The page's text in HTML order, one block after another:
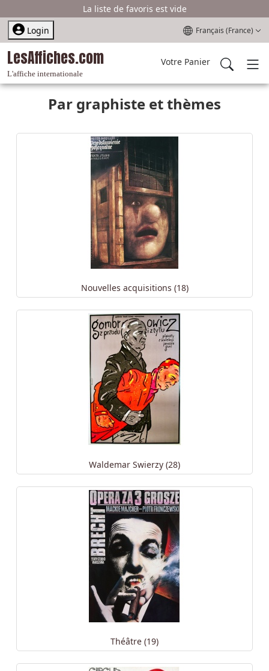
La liste de favoris est vide
Login
Sélectionnez votre
Français (France)
LesAffiches.com
L'affiche internationale
Votre Panier
Par graphiste et thèmes
Nouvelles acquisitions (18)
Waldemar Swierzy (28)
Théâtre (19)